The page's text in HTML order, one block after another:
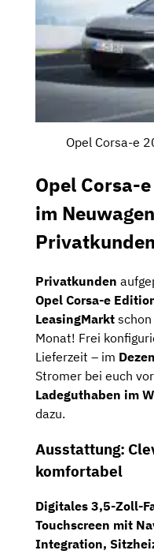
Opel Corsa-e
Opel Corsa-
im
Privatkunden
Privatkunden
Opel Corsa-e
LeasingMarkt
Monat! Frei
Lieferzeit – im
Stromer bei euch
Ladeguthaben im
dazu.
Ausstattung:
komfortabel
Digitales 3,5-Zoll-
Touchscreen mit
Integration,